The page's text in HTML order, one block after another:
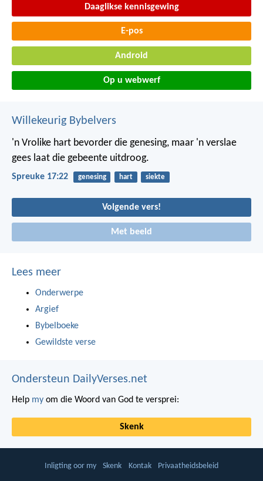
Daaglikse kennisgewing
E-pos
Android
Op u webwerf
Willekeurig Bybelvers
'n Vrolike hart bevorder die genesing, maar 'n verslae
gees laat die gebeente uitdroog.
Spreuke 17:22 genesing hart siekte
Volgende vers!
Met beeld
Lees meer
Onderwerpe
Argief
Bybelboeke
Gewildste verse
Ondersteun DailyVerses.net
Help my om die Woord van God te versprei:
Skenk
Inligting oor my Skenk Kontak Privaatheidsbeleid